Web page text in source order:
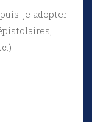
je adopter